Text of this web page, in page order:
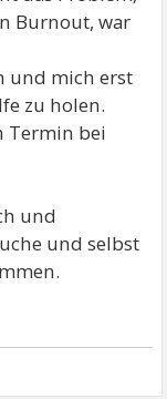
Burnout, war
und mich erst
zu holen.
Termin bei
und
und selbst